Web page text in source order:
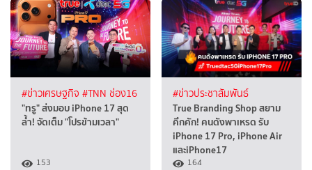
#ข่าวเศรษฐกิจ #TNN ช่อง16
"ทรู" ส่งมอบ iPhone 17 สุด
ล้ำ! จัดเต็ม "โปรข้ามเวลา"
153
#ข่าวประชาสัมพันธ์
True Branding Shop สยาม
คึกคัก! คนดังพาเหรด รับ
iPhone 17 Pro, iPhone Air
และiPhone17
164